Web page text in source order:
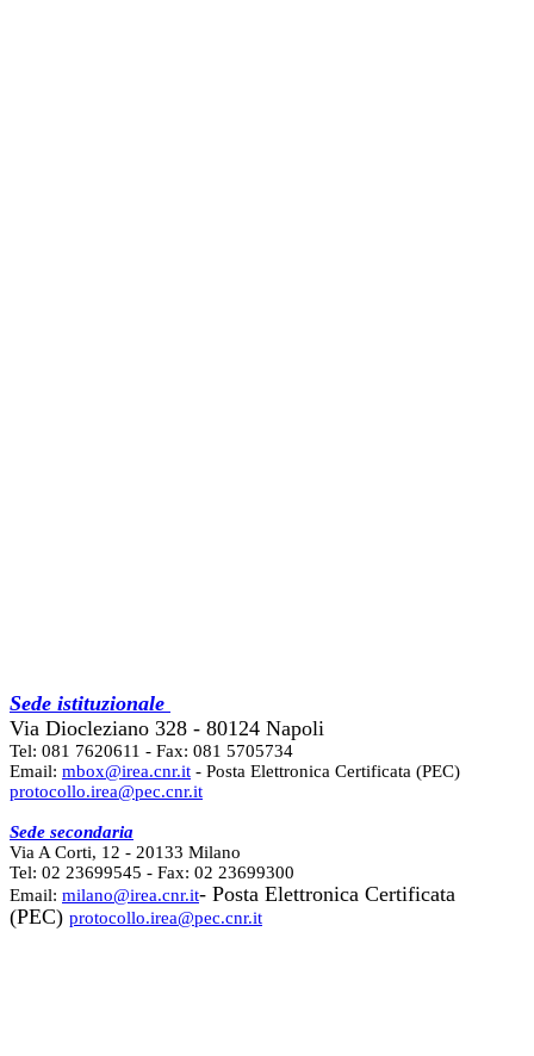
Sede istituzionale
Via Diocleziano 328 - 80124 Napoli
Tel: 081 7620611 - Fax: 081 5705734
Email: mbox@irea.cnr.it - Posta Elettronica Certificata (PEC)
protocollo.irea@pec.cnr.it
Sede secondaria
Via A Corti, 12 - 20133 Milano
Tel: 02 23699545 - Fax: 02 23699300
Email: milano@irea.cnr.it- Posta Elettronica Certificata
(PEC) protocollo.irea@pec.cnr.it